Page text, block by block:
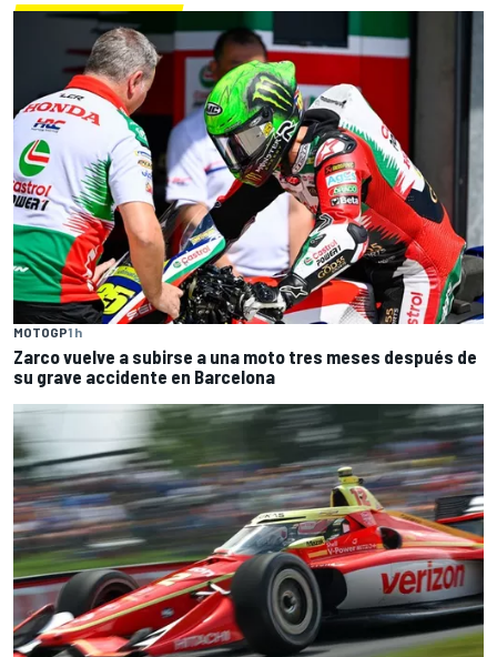
MOTOGP1 h
Zarco vuelve a subirse a una moto tres meses después de
su grave accidente en Barcelona